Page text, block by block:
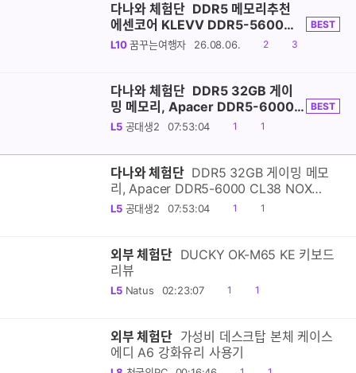
다나와 체험단 DDR5 메모리추천
에센코어 KLEVV DDR5-5600
CL46 16GB 파인인포 호환성, 안정
BEST
L10 꿈꾸는여행자 26.08.06.
공
2
댓
3
다나와 체험단 DDR5 32GB 게이
밍 메모리, Apacer DDR5-6000
CL38 NOX 16GBx2 패키지 리뷰
BEST
L5 공대생2 07:53:04
공1
댓1
다나와 체험단 DDR5 32GB 게이밍 메모
리, Apacer DDR5-6000 CL38 NOX
16GBx2 패키지 리뷰
L5 공대생2 07:53:04
공1
댓1
외부 체험단 DUCKY OK-M65 KE 키보드
리뷰
L5 Natus 02:23:07
공1
댓1
외부 체험단 가성비 데스크탑 본체 케이스
에디 A6 강화유리 사용기